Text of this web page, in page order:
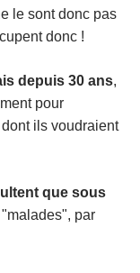
le sont donc pas
donc !
depuis 30 ans,
pour
ils voudraient
que sous
par